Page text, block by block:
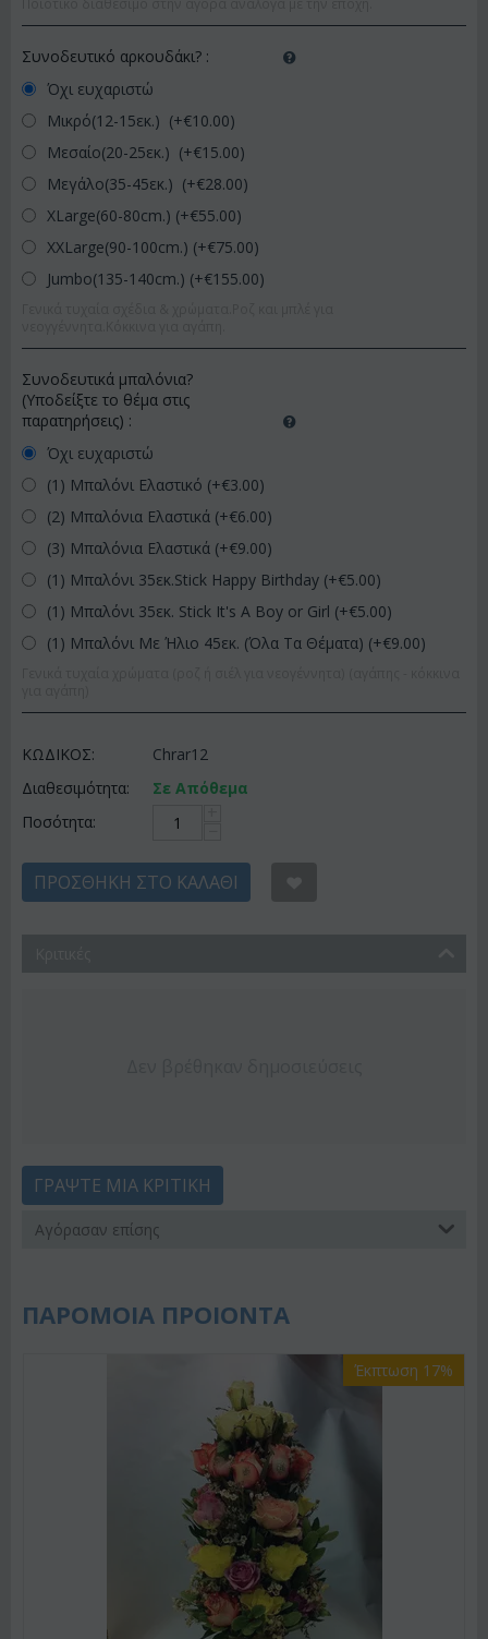
Συνοδευτικό αρκουδάκι? :
Όχι ευχαριστώ
Μικρό(12-15εκ.) (+€10.00)
Μεσαίο(20-25εκ.) (+€15.00)
Μεγάλο(35-45εκ.) (+€28.00)
XLarge(60-80cm.) (+€55.00)
XXLarge(90-100cm.) (+€75.00)
Jumbo(135-140cm.) (+€155.00)
Συνοδευτικά μπαλόνια?
(Υποδείξτε το θέμα στις
παρατηρήσεις) :
Όχι ευχαριστώ
(1) Μπαλόνι Ελαστικό (+€3.00)
(2) Μπαλόνια Ελαστικά (+€6.00)
(3) Μπαλόνια Ελαστικά (+€9.00)
(1) Μπαλόνι 35εκ.Stick Happy Birthday (+€5.00)
(1) Μπαλόνι 35εκ. Stick It's A Boy or Girl (+€5.00)
(1) Μπαλόνι Με Ήλιο 45εκ. (Όλα Τα Θέματα) (+€9.00)
ΚΩΔΙΚΟΣ:
Chrar12
Διαθεσιμότητα:
Σε Απόθεμα
Ποσότητα:
ΠΡΟΣΘΉΚΗ ΣΤΟ ΚΑΛΆΘΙ
ΓΡΆΨΤΕ ΜΙΑ ΚΡΙΤΙΚΉ
Αγόρασαν επίσης
ΠΑΡΟΜΟΙΑ ΠΡΟΙΟΝΤΑ
Έκπτωση 17%